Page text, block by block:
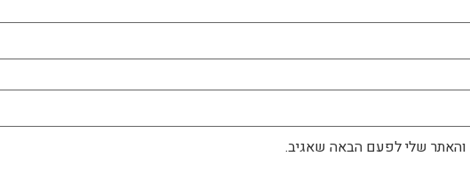
שלי לפעם הבאה שאגיב.